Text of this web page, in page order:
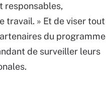
responsables,
travail. » Et de viser tout
du programme
de surveiller leurs